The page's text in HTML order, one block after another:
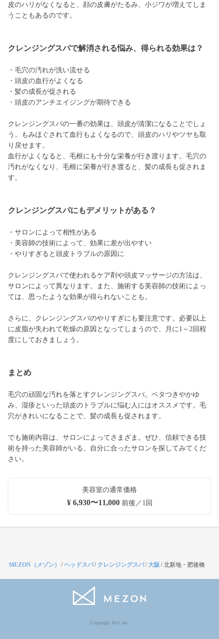
皮のハリがなくなると、顔の皮膚がたるみ、小ジワが増えてしま
うこともあるのです。
クレンジングスパで解消される悩み、得られる効果は？
・毛穴の汚れが洗い流せる
・頭皮の血行がよくなる
・髪の成長が促される
・頭皮のアンチエイジングが期待できる
クレンジングスパの一番の効果は、頭皮が清潔になることでしょ
う。もみほぐされて血行もよくなるので、頭皮のハリやツヤも取
り戻せます。
血行がよくなると、毛根にも十分な栄養が行き渡ります。毛穴の
汚れがなくなり、毛根に栄養が行き渡ると、髪の成長も促されま
す。
クレンジングスパにもデメリットがある？
・サロンによって相性がある
・美容師の技術によって、効果に差が出やすい
・やりすぎると頭皮トラブルの原因に
クレンジングスパで使われるケア剤や頭皮マッサージの方法は、
サロンによって異なります。また、施術する美容師の技術によっ
ては、思ったような効果が得られないことも。
さらに、クレンジングスパのやりすぎにも要注意です。必要以上
に皮脂が失われて乾燥の原因となってしまうので、月に1～2回程
度にしておきましょう。
まとめ
毛穴の頑固な汚れを落とすクレンジングスパ。ベタつきやかゆ
み、湿疹といった頭皮のトラブルに悩む人にはオススメです。毛
穴がきれいになることで、髪の成長も促されます。
でも施術内容は、サロンによってさまざま。ぜひ、信頼できる技
術を持った美容師がいる、自分に合ったサロンを探してみてくだ
さい。
美容室の通常価格
¥ 6,930〜11,000前後／1回
MEZON（メゾン） /ヘッドスパ/ クレンジングスパ/大阪 /北新地・肥後橋
Copyright Jocy inc.